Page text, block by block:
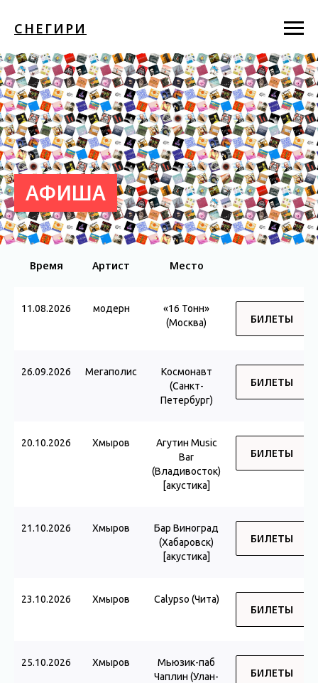
СНЕГИРИ
АФИША
Время Артист Место
11.08.2026 модерн
«16 Тонн»
(Москва)
БИЛЕТЫ
26.09.2026 Мегаполис
Космонавт
(Санкт-
Петербург)
БИЛЕТЫ
20.10.2026 Хмыров
Агутин Music
Bar
(Владивосток)
[акустика]
БИЛЕТЫ
21.10.2026 Хмыров
Бар Виноград
(Хабаровск)
[акустика]
БИЛЕТЫ
23.10.2026 Хмыров Calypso (Чита)
БИЛЕТЫ
25.10.2026 Хмыров
Мьюзик-паб
Чаплин (Улан-
БИЛЕТЫ